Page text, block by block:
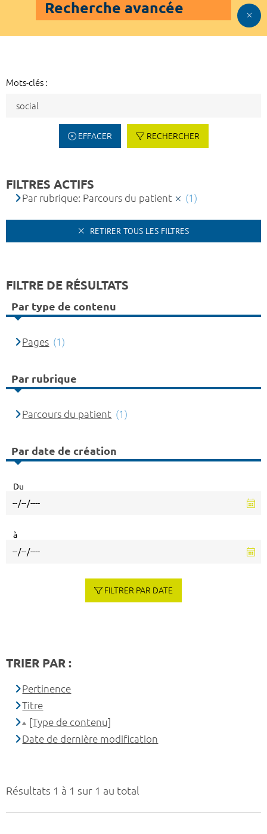
Recherche avancée
Mots-clés :
EFFACER RECHERCHER
Résultats 1 à 1 sur 1 au total
FILTRES ACTIFS
Par rubrique: Parcours du patient (1)
RETIRER TOUS LES FILTRES
FILTRE DE RÉSULTATS
Par type de contenu
Pages (1)
Par rubrique
Parcours du patient (1)
Par date de création
Du
à
FILTRER PAR DATE
TRIER PAR :
Pertinence
Titre
[Type de contenu]
Date de dernière modification